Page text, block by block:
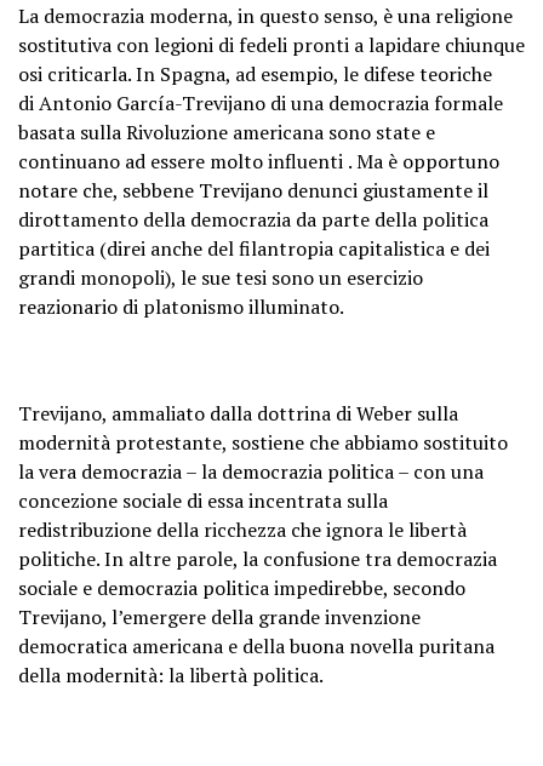
La democrazia moderna, in questo senso, èuna religione
sostitutiva con legioni di fedeli pronti a lapidare chiunque
osi criticarla. In Spagna, ad esempio, le difese teoriche
diAntonio García-Trevijano di una democrazia formale
basata sulla Rivoluzione americana sono state e
continuano ad essere molto influenti . Ma è opportuno
notare che, sebbene Trevijano denunci giustamente il
dirottamento della democrazia da parte della politica
partitica (direi anche del filantropia capitalistica e dei
grandi monopoli), le sue tesi sono un esercizio
reazionario di platonismo illuminato.
Trevijano, ammaliato dalla dottrina di Weber sulla
modernità protestante, sostiene che abbiamo sostituito
la vera democrazia – la democrazia politica – con una
concezione sociale di essa incentrata sulla
redistribuzione della ricchezza che ignora le libertà
politiche. In altre parole, la confusione tra democrazia
sociale e democrazia politicaimpedirebbe, secondo
Trevijano, l’emergere della grande invenzione
democratica americana e della buona novella puritana
della modernità: la libertà politica.